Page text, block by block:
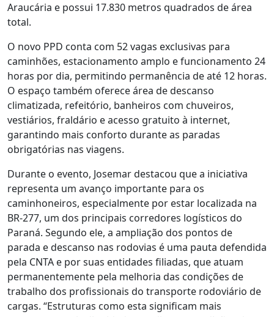
Araucária e possui 17.830 metros quadrados de área
total.
O novo PPD conta com 52 vagas exclusivas para
caminhões, estacionamento amplo e funcionamento 24
horas por dia, permitindo permanência de até 12 horas.
O espaço também oferece área de descanso
climatizada, refeitório, banheiros com chuveiros,
vestiários, fraldário e acesso gratuito à internet,
garantindo mais conforto durante as paradas
obrigatórias nas viagens.
Durante o evento, Josemar destacou que a iniciativa
representa um avanço importante para os
caminhoneiros, especialmente por estar localizada na
BR-277, um dos principais corredores logísticos do
Paraná. Segundo ele, a ampliação dos pontos de
parada e descanso nas rodovias é uma pauta defendida
pela CNTA e por suas entidades filiadas, que atuam
permanentemente pela melhoria das condições de
trabalho dos profissionais do transporte rodoviário de
cargas. “Estruturas como esta significam mais